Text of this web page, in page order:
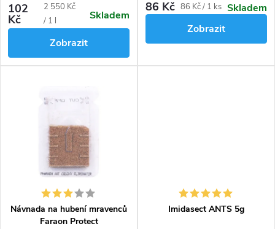
přírodním insekticidem je
určena k odstranění mravenců
na terasách, balkonech a
obytných prostorech. Vyhubí
celé mravenčí společenství.
Hlavní účinná látka spinosad je
102
Kč
Měrná
cena:
2 550 Kč
/ 1 l
Skladem
Zobrazit
blízkosti. Tato past na
mravence vyhubí celou kolonii i
s královnou.
86 Kč Měrná
86 Kč / 1 ks Skladem
Zobrazit
Návnada na hubení mravenců
Faraon Protect
Imidasect ANTS 5g